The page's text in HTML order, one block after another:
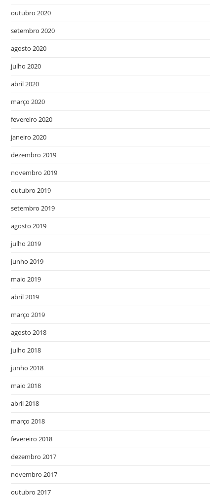
outubro 2020
setembro 2020
agosto 2020
julho 2020
abril 2020
março 2020
fevereiro 2020
janeiro 2020
dezembro 2019
novembro 2019
outubro 2019
setembro 2019
agosto 2019
julho 2019
junho 2019
maio 2019
abril 2019
março 2019
agosto 2018
julho 2018
junho 2018
maio 2018
abril 2018
março 2018
fevereiro 2018
dezembro 2017
novembro 2017
outubro 2017